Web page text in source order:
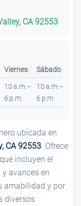
CA 92553
Viernes Sábado
10 a.m.–
6 p.m.
10 a.m.–
6 p.m.
ubicada en
CA 92553. Ofrece
incluyen el
avances en
amabilidad y por
diversos